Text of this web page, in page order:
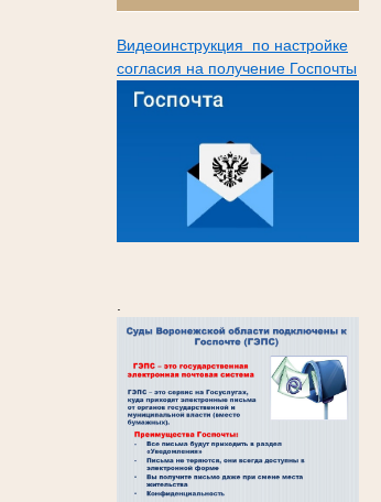
Видеоинструкция по настройке
согласия на получение Госпочты